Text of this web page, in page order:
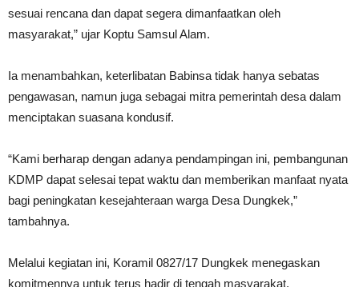
sesuai rencana dan dapat segera dimanfaatkan oleh
masyarakat,” ujar Koptu Samsul Alam.
Ia menambahkan, keterlibatan Babinsa tidak hanya sebatas
pengawasan, namun juga sebagai mitra pemerintah desa dalam
menciptakan suasana kondusif.
“Kami berharap dengan adanya pendampingan ini, pembangunan
KDMP dapat selesai tepat waktu dan memberikan manfaat nyata
bagi peningkatan kesejahteraan warga Desa Dungkek,”
tambahnya.
Melalui kegiatan ini, Koramil 0827/17 Dungkek menegaskan
komitmennya untuk terus hadir di tengah masyarakat,